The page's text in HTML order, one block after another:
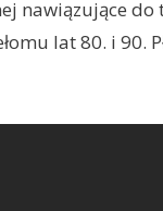
nawiązujące do
lat 80. i 90.